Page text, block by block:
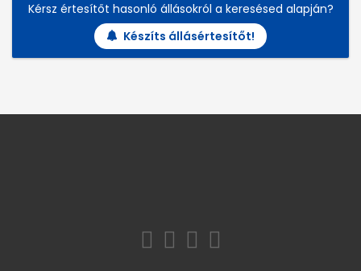
Kérsz értesítőt hasonló állásokról a keresésed alapján?
Készíts állásértesítőt!